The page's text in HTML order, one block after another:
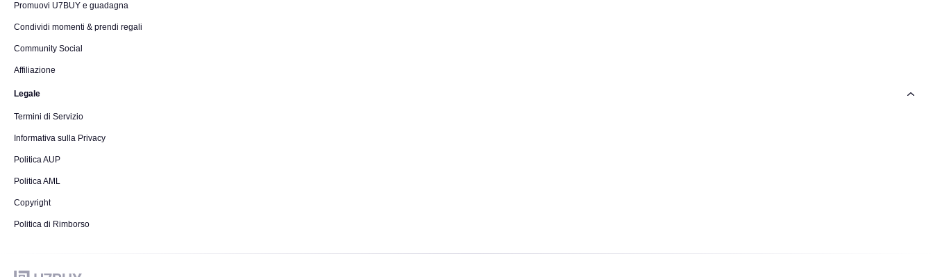
Promuovi U7BUY e guadagna
Condividi momenti & prendi regali
Community Social
Affiliazione
Legale
Termini di Servizio
Informativa sulla Privacy
Politica AUP
Politica AML
Copyright
Politica di Rimborso